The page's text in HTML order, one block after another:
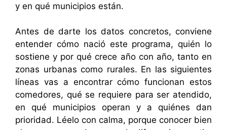
y en qué municipios están.
Antes de darte los datos concretos, conviene
entender cómo nació este programa, quién lo
sostiene y por qué crece año con año, tanto en
zonas urbanas como rurales. En las siguientes
líneas vas a encontrar cómo funcionan estos
comedores, qué se requiere para ser atendido,
en qué municipios operan y a quiénes dan
prioridad. Léelo con calma, porque conocer bien